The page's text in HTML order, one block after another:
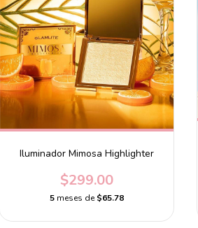
Iluminador Mimosa Highlighter
$299.00
5 meses de$65.78